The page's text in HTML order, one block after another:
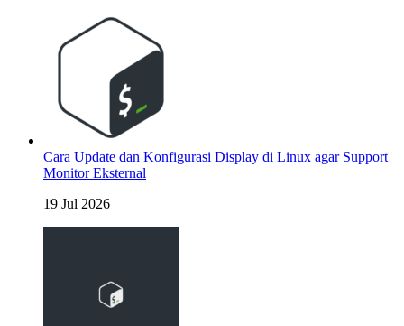
Cara Update dan Konfigurasi Display di Linux agar Support
Monitor Eksternal
19 Jul 2026